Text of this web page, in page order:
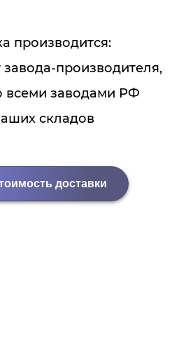
производится:
производителя,
всеми заводами РФ
складов
доставки